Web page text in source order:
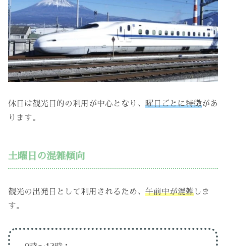
休日は観光目的の利用が中心となり、 曜日ごとに特徴があ
ります。
土曜日の混雑傾向
観光の出発日として利用されるため、 午前中が混雑 しま
す。